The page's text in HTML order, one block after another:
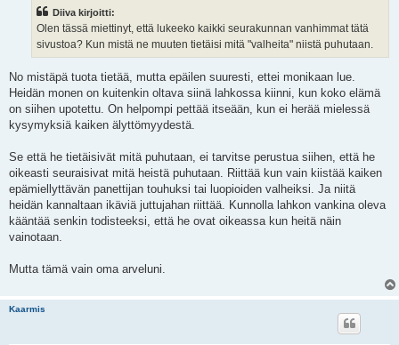
Diiva kirjoitti:
Olen tässä miettinyt, että lukeeko kaikki seurakunnan vanhimmat tätä
sivustoa? Kun mistä ne muuten tietäisi mitä "valheita" niistä puhutaan.
No mistäpä tuota tietää, mutta epäilen suuresti, ettei monikaan lue.
Heidän monen on kuitenkin oltava siinä lahkossa kiinni, kun koko elämä
on siihen upotettu. On helpompi pettää itseään, kun ei herää mielessä
kysymyksiä kaiken älyttömyydestä.
Se että he tietäisivät mitä puhutaan, ei tarvitse perustua siihen, että he
oikeasti seuraisivat mitä heistä puhutaan. Riittää kun vain kiistää kaiken
epämiellyttävän panettijan touhuksi tai luopioiden valheiksi. Ja niitä
heidän kannaltaan ikäviä juttujahan riittää. Kunnolla lahkon vankina oleva
kääntää senkin todisteeksi, että he ovat oikeassa kun heitä näin
vainotaan.
Mutta tämä vain oma arveluni.
Kaarmis